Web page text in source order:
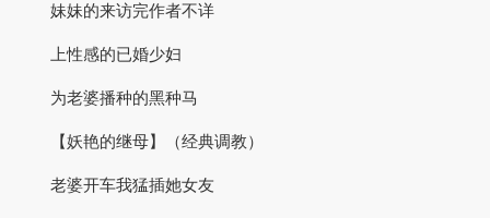
妹妹的来访完作者不详
上性感的已婚少妇
为老婆播种的黑种马
【妖艳的继母】（经典调教）
老婆开车我猛插她女友